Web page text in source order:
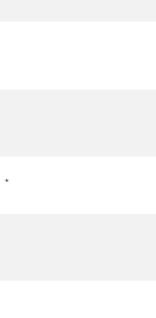
*